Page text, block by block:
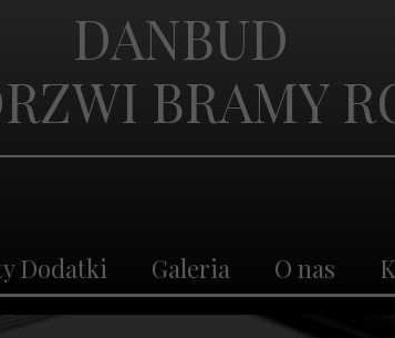
Dodatki Galeria O nas
DANBUD
BRAMY
Galeria O nas